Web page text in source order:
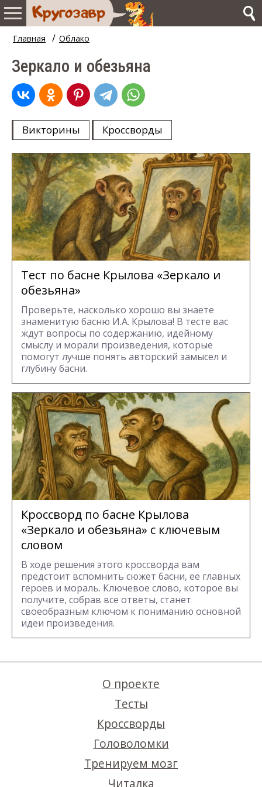
Главная / Облако
Зеркало и обезьяна
Викторины Кроссворды
Тест по басне Крылова «Зеркало и
обезьяна»
Проверьте, насколько хорошо вы знаете
знаменитую басню И.А. Крылова! В тесте вас
ждут вопросы по содержанию, идейному
смыслу и морали произведения, которые
помогут лучше понять авторский замысел и
глубину басни.
Кроссворд по басне Крылова
«Зеркало и обезьяна» с ключевым
словом
В ходе решения этого кроссворда вам
предстоит вспомнить сюжет басни, её главных
героев и мораль. Ключевое слово, которое вы
получите, собрав все ответы, станет
своеобразным ключом к пониманию основной
идеи произведения.
О проекте
Тесты
Кроссворды
Головоломки
Тренируем мозг
Читалка